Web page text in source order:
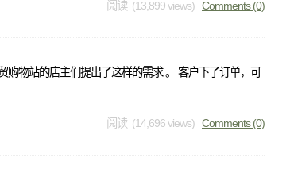
阅读 (13,899 views) Comments (0)
物站的店主们提出了这样的需求 。 客户下了订单，可
阅读 (14,696 views) Comments (0)